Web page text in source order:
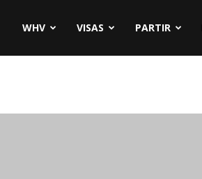
WHV VISAS PARTIR